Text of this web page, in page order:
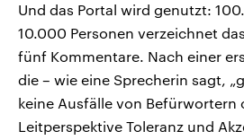
Und das Portal wird genutzt:
10.000 Personen verzeichnet
fünf Kommentare. Nach einer
die – wie eine Sprecherin sagt,
keine Ausfälle von Befürwortern
Leitperspektive Toleranz und